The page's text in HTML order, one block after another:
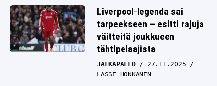
Liverpool-legenda sai
tarpeekseen – esitti rajuja
väitteitä joukkueen
tähtipelaajista
JALKAPALLO
27.11.2025
LASSE HONKANEN